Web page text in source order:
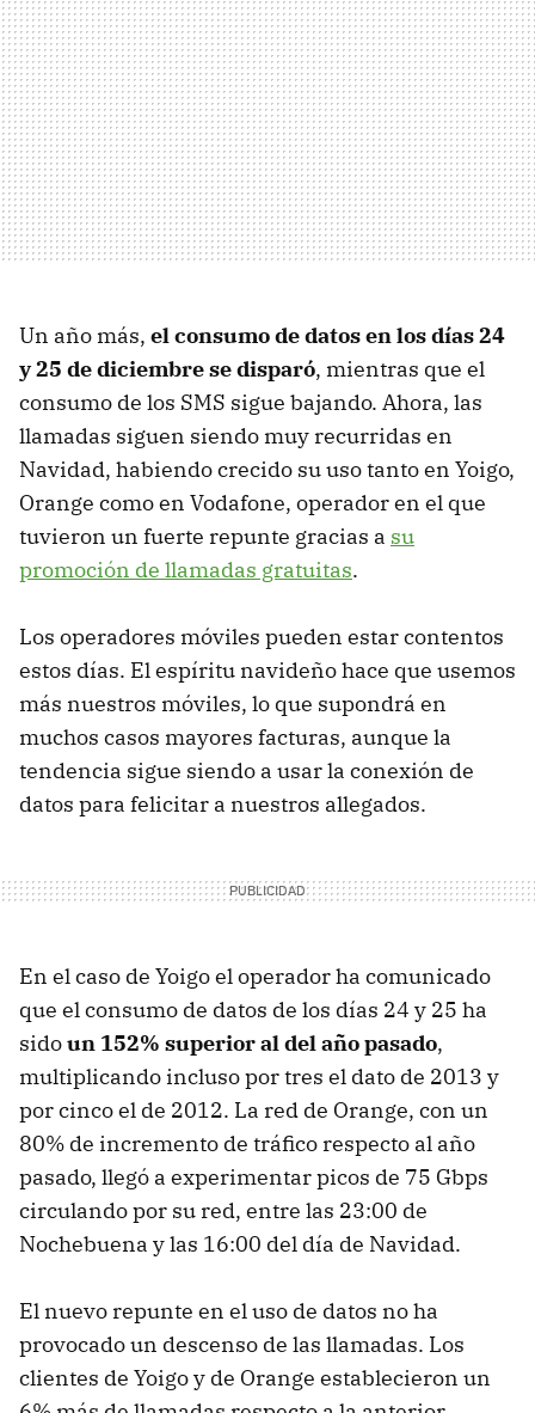
Un año más, el consumo de datos en los días 24
y 25 de diciembre se disparó, mientras que el
consumo de los SMS sigue bajando. Ahora, las
llamadas siguen siendo muy recurridas en
Navidad, habiendo crecido su uso tanto en Yoigo,
Orange como en Vodafone, operador en el que
tuvieron un fuerte repunte gracias a su
promoción de llamadas gratuitas.
Los operadores móviles pueden estar contentos
estos días. El espíritu navideño hace que usemos
más nuestros móviles, lo que supondrá en
muchos casos mayores facturas, aunque la
tendencia sigue siendo a usar la conexión de
datos para felicitar a nuestros allegados.
En el caso de Yoigo el operador ha comunicado
que el consumo de datos de los días 24 y 25 ha
sidoun 152% superior al del año pasado,
multiplicando incluso por tres el dato de 2013 y
por cinco el de 2012. La red de Orange, con un
80% de incremento de tráfico respecto al año
pasado, llegó a experimentar picos de 75 Gbps
circulando por su red, entre las 23:00 de
Nochebuena y las 16:00 del día de Navidad.
El nuevo repunte en el uso de datos no ha
provocado un descenso de las llamadas. Los
clientes de Yoigo y de Orange establecieron un